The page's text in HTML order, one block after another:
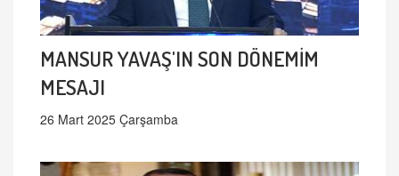
MANSUR YAVAŞ'IN SON DÖNEMİM
MESAJI
26 Mart 2025 Çarşamba